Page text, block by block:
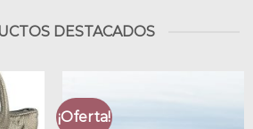
DESTACADOS
¡Oferta!